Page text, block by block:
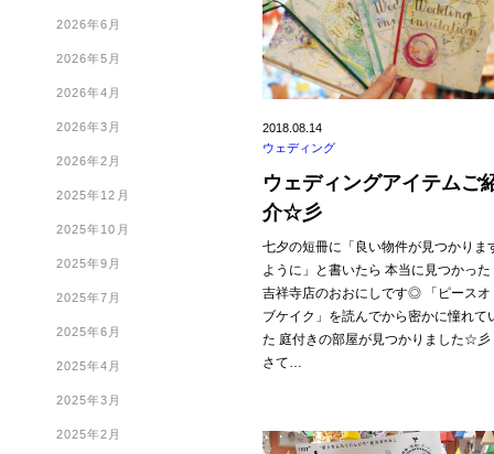
2026年6月
2026年5月
2026年4月
2026年3月
2026年2月
2025年12月
2025年10月
2025年9月
2025年7月
2025年6月
2025年4月
2025年3月
2025年2月
2018.08.14
ウェディング
ウェディングアイテムご
介☆彡
七夕の短冊に「良い物件が見つかりま
ように」と書いたら 本当に見つかった
吉祥寺店のおおにしです◎ 「ピースオ
ブケイク」を読んでから密かに憧れて
た 庭付きの部屋が見つかりました☆
さて…